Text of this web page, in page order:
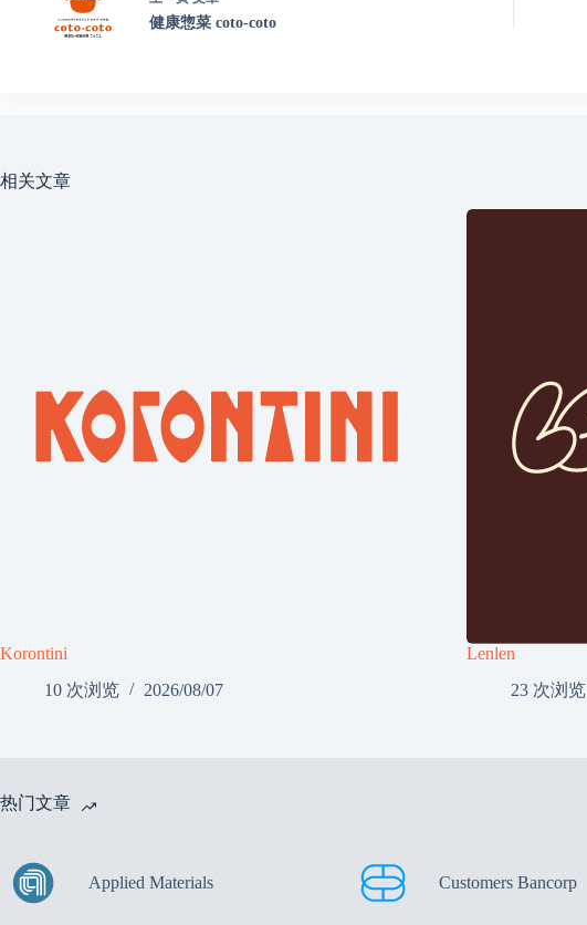
健康惣菜 coto-coto
相关文章
Korontini
10 次浏览
2026/08/07
Lenlen
23 次浏览
热门文章
Applied Materials Customers Bancorp